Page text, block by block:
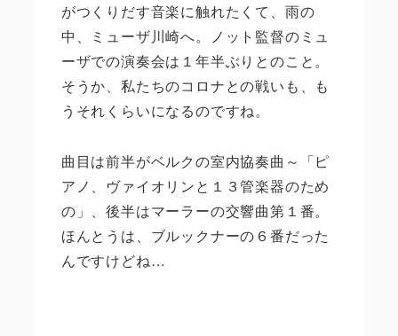
がつくりだす音楽に触れたくて、雨の
中、ミューザ川崎へ。ノット監督のミュ
ーザでの演奏会は１年半ぶりとのこと。
そうか、私たちのコロナとの戦いも、も
うそれくらいになるのですね。
曲目は前半がベルクの室内協奏曲～「ピ
アノ、ヴァイオリンと１３管楽器のため
の」、後半はマーラーの交響曲第１番。
ほんとうは、ブルックナーの６番だった
んですけどね…